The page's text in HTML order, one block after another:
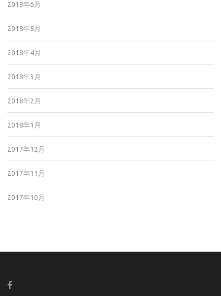
2018年6月
2018年5月
2018年4月
2018年3月
2018年2月
2018年1月
2017年12月
2017年11月
2017年10月